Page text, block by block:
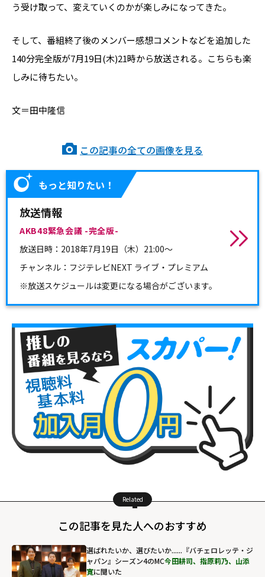
う受け取って、変えていくのかが楽しみになってきた。
そして、番組終了後のメンバー感想コメントなどを追加した
140分完全版が7月19日(木)21時から放送される。こちらも楽
しみに待ちたい。
文＝田中隆信
この記事の全ての画像を見る
もっと知りたい！
放送情報
AKB48緊急会議 -完全版-
放送日時： 2018年7月19日（木）21:00～
チャンネル： フジテレビNEXT ライブ・プレミアム
※放送スケジュールは変更になる場合がございます。
Related
この記事を見た人へのおすすめ
選ばれたいか、選びたいか......『バチェロレッテ・ジ
ャパン』シーズン4のMC今田耕司、指原莉乃、山添
寛に聞いた